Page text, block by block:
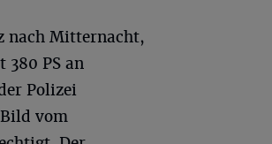
nach Mitternacht,
PS an
Polizei
vom